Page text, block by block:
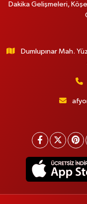
Dakika Gelişmeleri,
Dumlupınar Mah.